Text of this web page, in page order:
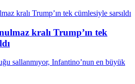
kralı Trump’ın tek